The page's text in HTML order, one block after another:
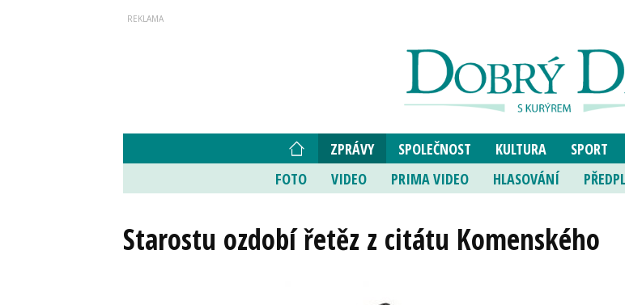
ZPRÁVY SPOLEČNOST KULTURA SPORT
FOTO
VIDEO PRIMA VIDEO HLASOVÁNÍ
Starostu ozdobí řetěz z citátu Komenského